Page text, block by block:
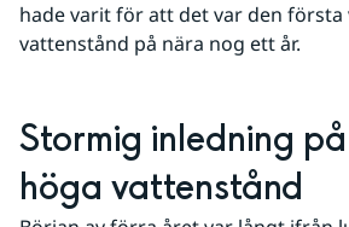
hade varit för att det var den
vattenstånd på nära nog ett år.
Stormig inledning
höga vattenstånd